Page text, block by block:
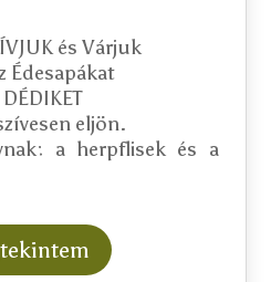
és Várjuk
Édesapákat
eljön.
a herpflisek és a